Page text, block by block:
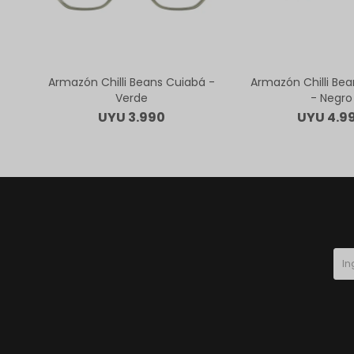
Armazón Chilli Beans Cuiabá -
Verde
UYU 3.990
Armazón Chilli
- Negro
UYU